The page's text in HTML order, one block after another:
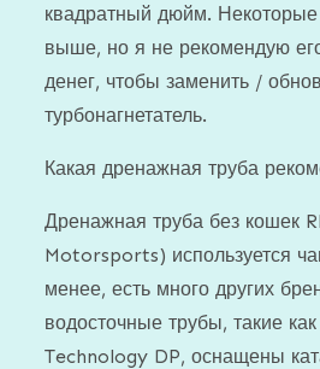
квадратный дюйм.
выше, но я не рекомендую
денег, чтобы заменить /
турбонагнетатель.
Какая дренажная труба
Дренажная труба без кошек
Motorsports) используется
менее, есть много других
водосточные трубы, такие
Technology DP, оснащены